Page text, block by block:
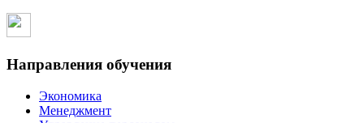
Направления обучения
Экономика
Менеджмент